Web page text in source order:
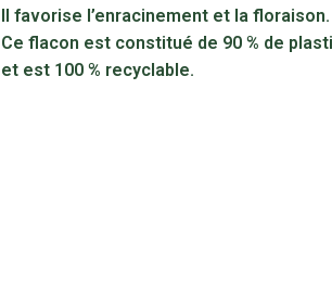
Il favorise l’enracinement et la floraison.
Ce flacon est constitué de 90 % de
et est 100 % recyclable.